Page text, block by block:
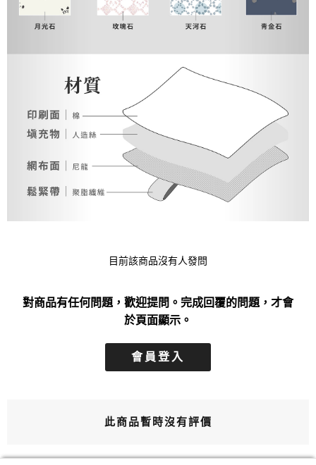
目前該商品沒有人發問
對商品有任何問題，歡迎提問。完成回覆的問題，才會
於頁面顯示。
會員登入
此商品暫時沒有評價